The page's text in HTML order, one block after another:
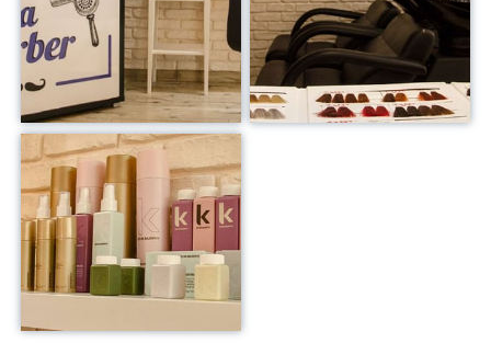
Kliknij, aby powiększyć